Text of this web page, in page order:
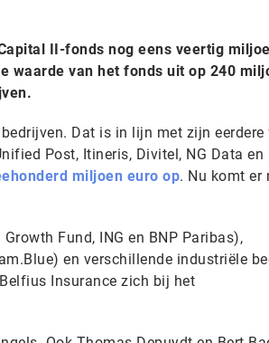
II-fonds nog eens veertig
waarde van het fonds uit op 240
Dat is in lijn met zijn eerdere
Post, Itineris, Divitel, NG Data en
miljoen euro op. Nu komt er
Fund, ING en BNP Paribas),
en verschillende industriële
Insurance zich bij het